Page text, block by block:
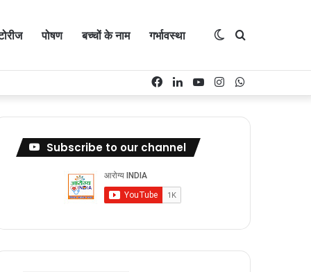
पोषण बच्चों के नाम गर्भावस्था Search
Switch
Instagram
YouTube
LinkedIn
Facebook
Subscribe to our channel